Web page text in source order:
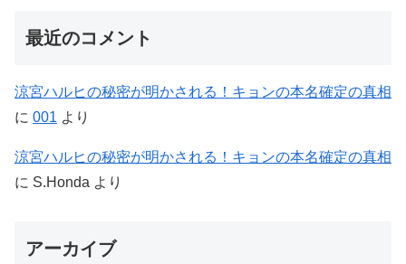
最近のコメント
涼宮ハルヒの秘密が明かされる！キョンの本名確定の真相
に 001 より
涼宮ハルヒの秘密が明かされる！キョンの本名確定の真相
に S.Honda より
アーカイブ